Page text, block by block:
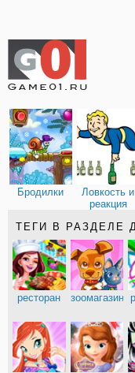
Бродилки
Ловкость и
реакция
ТЕГИ В РАЗДЕЛЕ
ресторан зоомагазин